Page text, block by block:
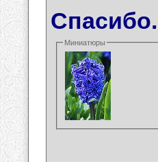
Миниатюры